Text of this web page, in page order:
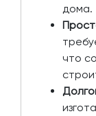
дома.
что